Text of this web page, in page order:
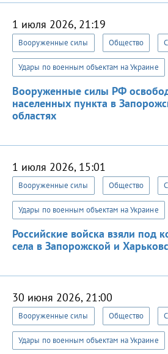
1 июля 2026, 21:19
Вооруженные силы Общество
Удары по военным объектам на Украине
Вооруженные силы РФ
населенных пункта в
областях
1 июля 2026, 15:01
Вооруженные силы Общество
Удары по военным объектам на Украине
Российские войска взяли под
села в Запорожской и
30 июня 2026, 21:00
Вооруженные силы Общество
Удары по военным объектам на Украине